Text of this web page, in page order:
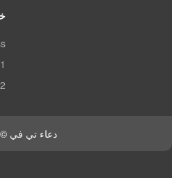
دعاء تي في © 2026